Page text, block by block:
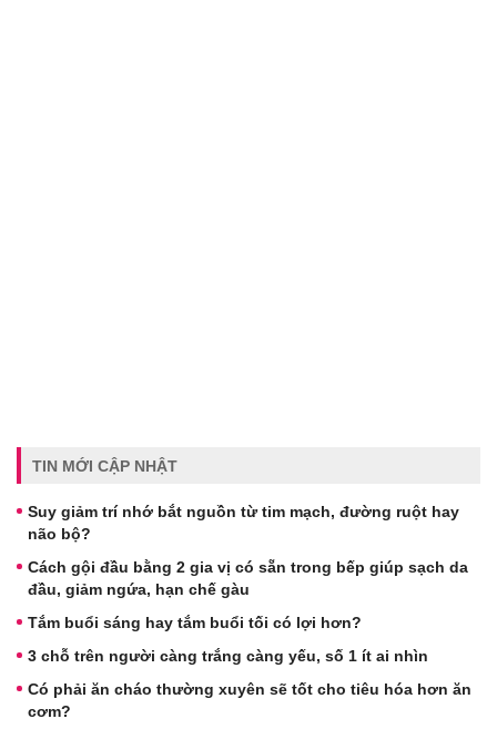
TIN MỚI CẬP NHẬT
Suy giảm trí nhớ bắt nguồn từ tim mạch, đường ruột hay
não bộ?
Cách gội đầu bằng 2 gia vị có sẵn trong bếp giúp sạch da
đầu, giảm ngứa, hạn chế gàu
Tắm buổi sáng hay tắm buổi tối có lợi hơn?
3 chỗ trên người càng trắng càng yếu, số 1 ít ai nhìn
Có phải ăn cháo thường xuyên sẽ tốt cho tiêu hóa hơn ăn
cơm?